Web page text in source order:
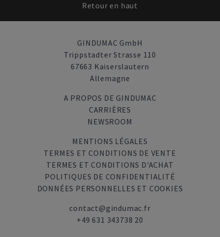
Retour en haut
GINDUMAC GmbH
Trippstadter Strasse 110
67663 Kaiserslautern
Allemagne
A PROPOS DE GINDUMAC
CARRIÈRES
NEWSROOM
MENTIONS LÉGALES
TERMES ET CONDITIONS DE VENTE
TERMES ET CONDITIONS D'ACHAT
POLITIQUES DE CONFIDENTIALITÉ
DONNÉES PERSONNELLES ET COOKIES
contact@gindumac.fr
+49 631 343738 20